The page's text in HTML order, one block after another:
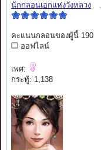
นักกลอนเอกแห่งวังหลวง
คะแนนกลอนของผู้นี้ 190
ออฟไลน์
เพศ:
กระทู้: 1,138